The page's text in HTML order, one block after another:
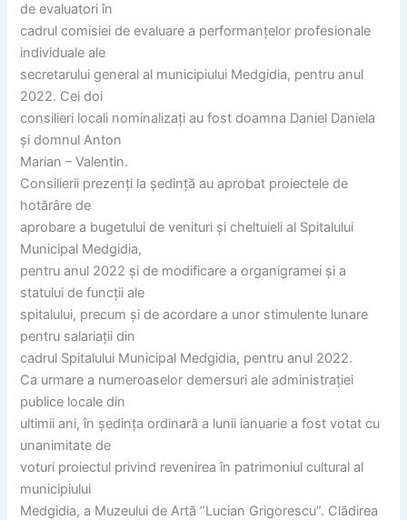
de evaluatori în
cadrul comisiei de evaluare a performanțelor profesionale
individuale ale
secretarului general al municipiului Medgidia, pentru anul
2022. Cei doi
consilieri locali nominalizați au fost doamna Daniel Daniela
și domnul Anton
Marian – Valentin.
Consilierii prezenți la ședință au aprobat proiectele de
hotărâre de
aprobare a bugetului de venituri și cheltuieli al Spitalului
Municipal Medgidia,
pentru anul 2022 și de modificare a organigramei și a
statului de funcții ale
spitalului, precum și de acordare a unor stimulente lunare
pentru salariații din
cadrul Spitalului Municipal Medgidia, pentru anul 2022.
Ca urmare a numeroaselor demersuri ale administrației
publice locale din
ultimii ani, în ședința ordinară a lunii ianuarie a fost votat cu
unanimitate de
voturi proiectul privind revenirea în patrimoniul cultural al
municipiului
Medgidia, a Muzeului de Artă ”Lucian Grigorescu”. Clădirea